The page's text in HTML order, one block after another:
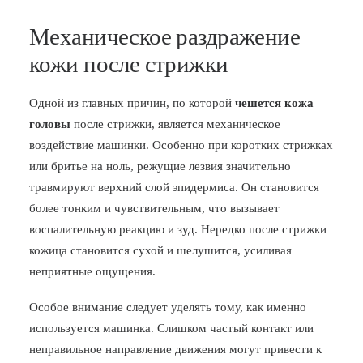
Механическое раздражение
кожи после стрижки
Одной из главных причин, по которой чешется кожа
головы после стрижки, является механическое
воздействие машинки. Особенно при коротких стрижках
или бритье на ноль, режущие лезвия значительно
травмируют верхний слой эпидермиса. Он становится
более тонким и чувствительным, что вызывает
воспалительную реакцию и зуд. Нередко после стрижки
кожица становится сухой и шелушится, усиливая
неприятные ощущения.
Особое внимание следует уделять тому, как именно
используется машинка. Слишком частый контакт или
неправильное направление движения могут привести к